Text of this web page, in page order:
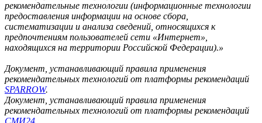
рекомендательные технологии (информационные технологии
предоставления информации на основе сбора,
систематизации и анализа сведений, относящихся к
предпочтениям пользователей сети «Интернет»,
находящихся на территории Российской Федерации).»
Документ, устанавливающий правила применения
рекомендательных технологий от платформы рекомендаций
SPARROW.
Документ, устанавливающий правила применения
рекомендательных технологий от платформы рекомендаций
СМИ24